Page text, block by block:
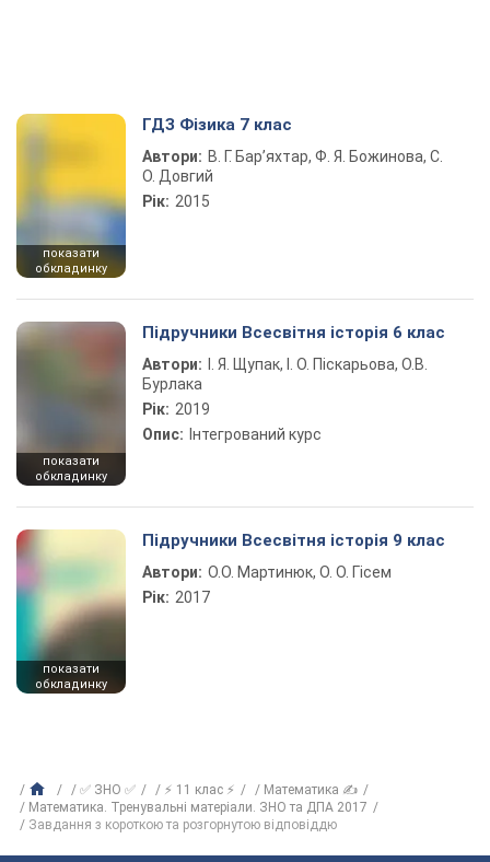
показати
обкладинку
ГДЗ Фізика 7 клас
Автори: В. Г. Бар’яхтар, Ф. Я. Божинова, С.
О. Довгий
Рік: 2015
показати
обкладинку
Підручники Всесвітня історія 6 клас
Автори:
І. Я. Щупак, І. О. Піскарьова, О.В.
Бурлака
Рік: 2019
Опис: Інтегрований курс
показати
обкладинку
Підручники Всесвітня історія 9 клас
Автори: О.О. Мартинюк, О. О. Гісем
Рік: 2017
✅ ЗНО ✅ ⚡ 11 клас ⚡
Математика ✍
Математика. Тренувальні матеріали. ЗНО та ДПА 2017
Завдання з короткою та розгорнутою відповіддю